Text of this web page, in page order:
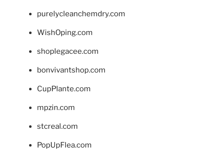
purelycleanchemdry.com
WishOping.com
shoplegacee.com
bonvivantshop.com
CupPlante.com
mpzin.com
stcreal.com
PopUpFlea.com